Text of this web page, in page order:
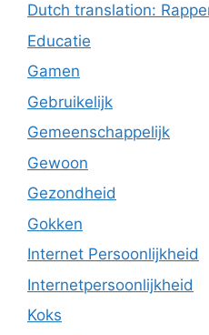
Dutch translation:
Educatie
Gamen
Gebruikelijk
Gemeenschappelijk
Gewoon
Gezondheid
Gokken
Internet Persoonlijkheid
Internetpersoonlijkheid
Koks